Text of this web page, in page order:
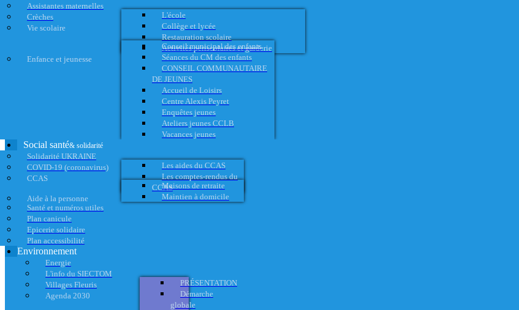
Assistantes maternelles
Crèches
Vie scolaire
L'école
Collège et lycée
Restauration scolaire
Activités périscolaires et garderie
Enfance et jeunesse
Conseil municipal des enfants
Séances du CM des enfants
CONSEIL COMMUNAUTAIRE
DE JEUNES
Accueil de Loisirs
Centre Alexis Peyret
Enquêtes jeunes
Ateliers jeunes CCLB
Vacances jeunes
Social santé& solidarité
Solidarité UKRAINE
COVID-19 (coronavirus)
CCAS
Les aides du CCAS
Les comptes-rendus du
CCAS
Aide à la personne
Maisons de retraite
Maintien à domicile
Santé et numéros utiles
Plan canicule
Epicerie solidaire
Plan accessibilité
Environnement
Energie
L'info du SIECTOM
Villages Fleuris
Agenda 2030
PRÉSENTATION
Démarche
globale